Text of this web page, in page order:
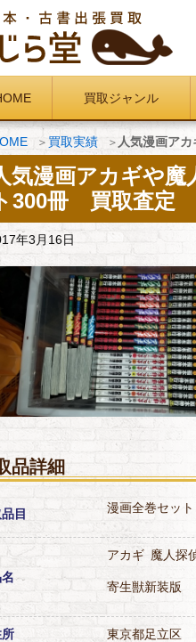
買取ジャンル
買取実績 人気漫画ア
気漫画アカギや
ト300冊 買取査定
年3月16日
品詳細
目 漫画全巻セット
アカギ 魔人探
寄生獣新装版
東京都足立区